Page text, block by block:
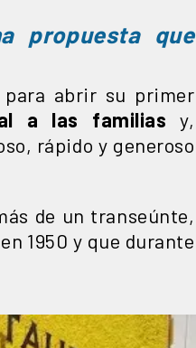
propuesta que
abrir su primer
a las familias y,
rápido y generoso
de un transeúnte,
1950 y que durante